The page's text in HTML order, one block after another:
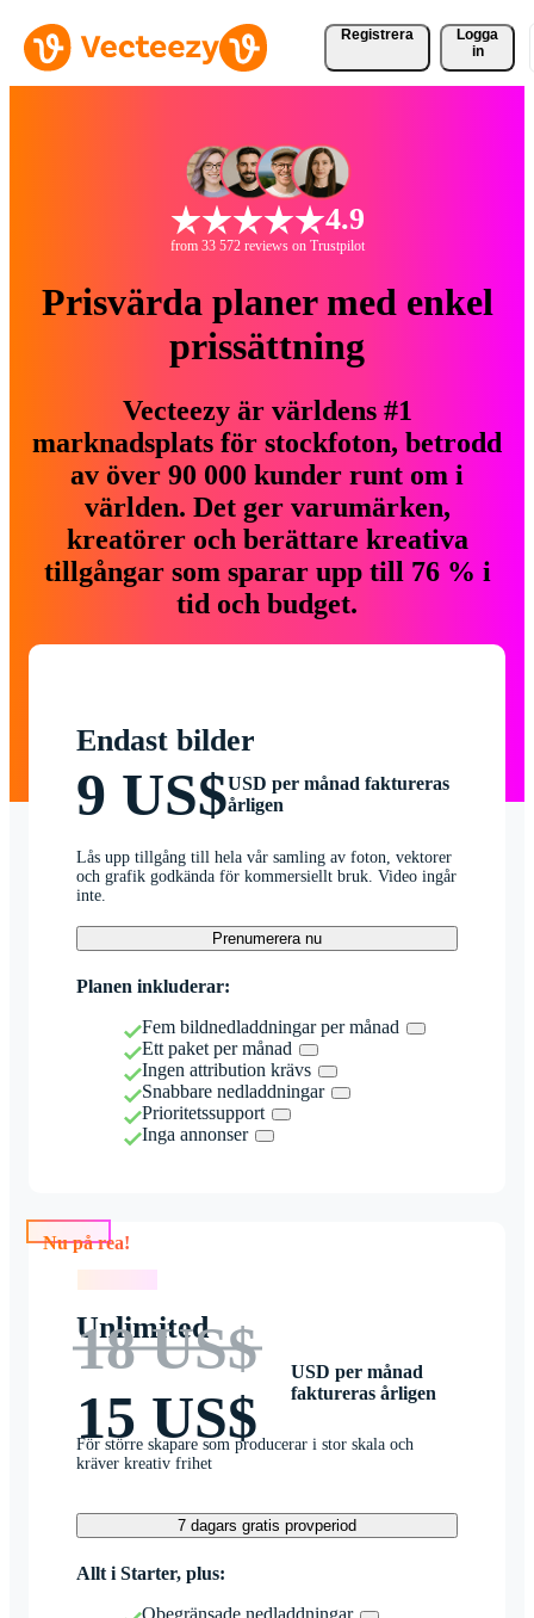
Registrera
Logga
in
4.9
from 33 572 reviews on Trustpilot
Prisvärda planer med enkel
prissättning
Vecteezy är världens #1
marknadsplats för stockfoton, betrodd
av över 90 000 kunder runt om i
världen. Det ger varumärken,
kreatörer och berättare kreativa
tillgångar som sparar upp till 76 % i
tid och budget.
Endast bilder
9 US$USD per månad faktureras
årligen
Lås upp tillgång till hela vår samling av foton, vektorer
och grafik godkända för kommersiellt bruk. Video ingår
inte.
Prenumerera nu
Planen inkluderar:
Fem bildnedladdningar per månad
Ett paket per månad
Ingen attribution krävs
Snabbare nedladdningar
Prioritetssupport
Inga annonser
Nu på rea!
Unlimited
18 US$
15 US$
USD per månad
faktureras årligen
För större skapare som producerar i stor skala och
kräver kreativ frihet
7 dagars gratis provperiod
Allt i Starter, plus: